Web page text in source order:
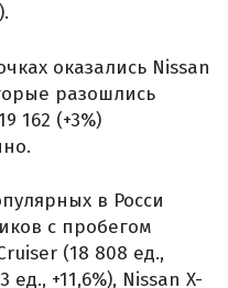
оказались Nissan
разошлись
162 (+3%)
в Росси
с пробегом
(18 808 ед.,
+11,6%), Nissan X-